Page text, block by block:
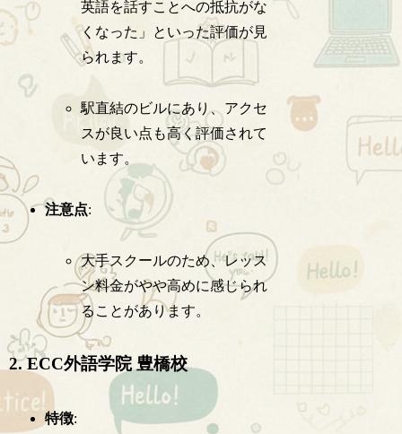
英語を話すことへの抵抗がな
くなった」といった評価が見
られます。
駅直結のビルにあり、アクセ
スが良い点も高く評価されて
います。
注意点:
大手スクールのため、レッス
ン料金がやや高めに感じられ
ることがあります。
2. ECC外語学院 豊橋校
特徴: